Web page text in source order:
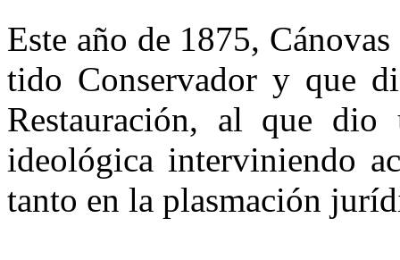
Este año de 1875,
tido Conservador y que
Res­tauración, al que dio
ideológica interviniendo
tanto en la plasmación